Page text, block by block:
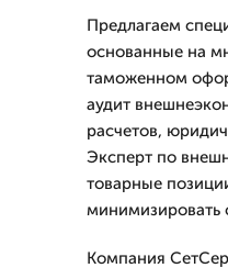
Предлагаем
основанные на
таможенном
аудит
расчетов,
Эксперт по
товарные
минимизировать
Компания